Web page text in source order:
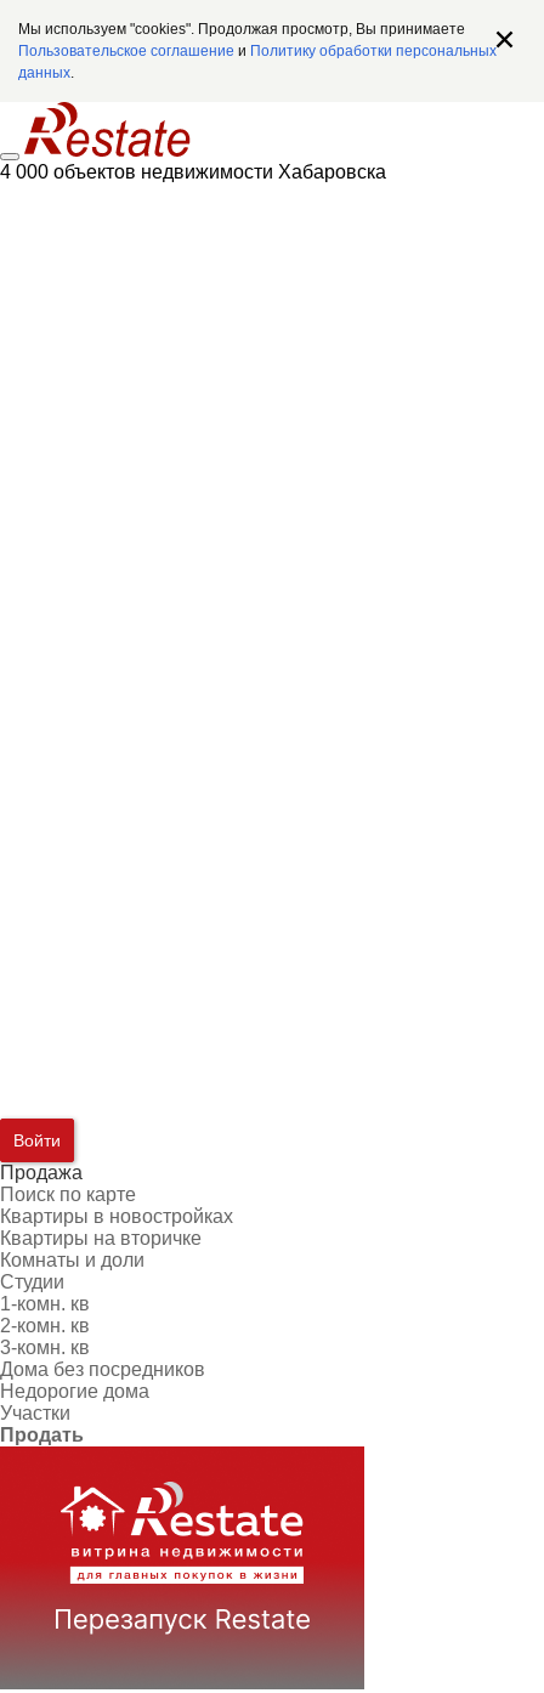
Мы используем "cookies". Продолжая просмотр, Вы принимаете
Пользовательское соглашение и Политику обработки персональных
данных.
4 000 объектов недвижимости Хабаровска
Войти
Продажа
Поиск по карте
Квартиры в новостройках
Квартиры на вторичке
Комнаты и доли
Студии
1-комн. кв
2-комн. кв
3-комн. кв
Дома без посредников
Недорогие дома
Участки
Продать